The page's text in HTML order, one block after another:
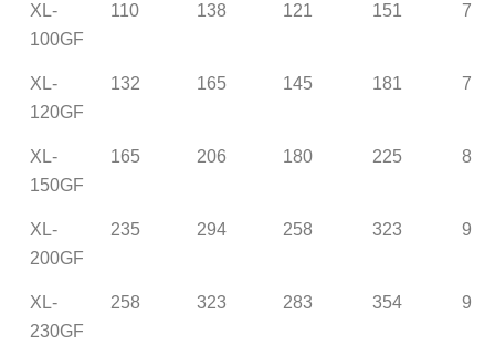
XL-
100GF
110 138 121 151 7
XL-
120GF
132 165 145 181 7
XL-
150GF
165 206 180 225 8
XL-
200GF
235 294 258 323 9.8
XL-
230GF
258 323 283 354 9.8